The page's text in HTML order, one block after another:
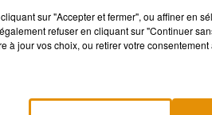
immédiate de quatre de
ans, tous employés en CDI, se
de vols, mais le plus âgé des
prononcé des peines allant de six
sur "Accepter et fermer", ou affiner en
refuser en cliquant sur "Continuer
à jour vos choix, ou retirer votre